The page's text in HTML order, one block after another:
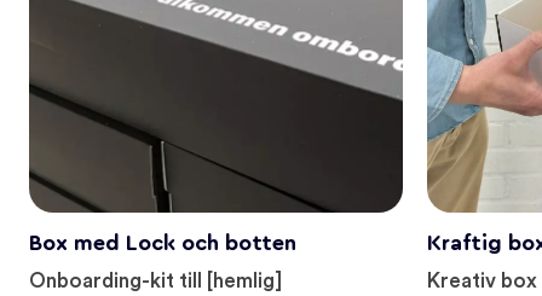
Box med Lock och botten
Onboarding-kit till [hemlig]
Kraftig
Kreativ box